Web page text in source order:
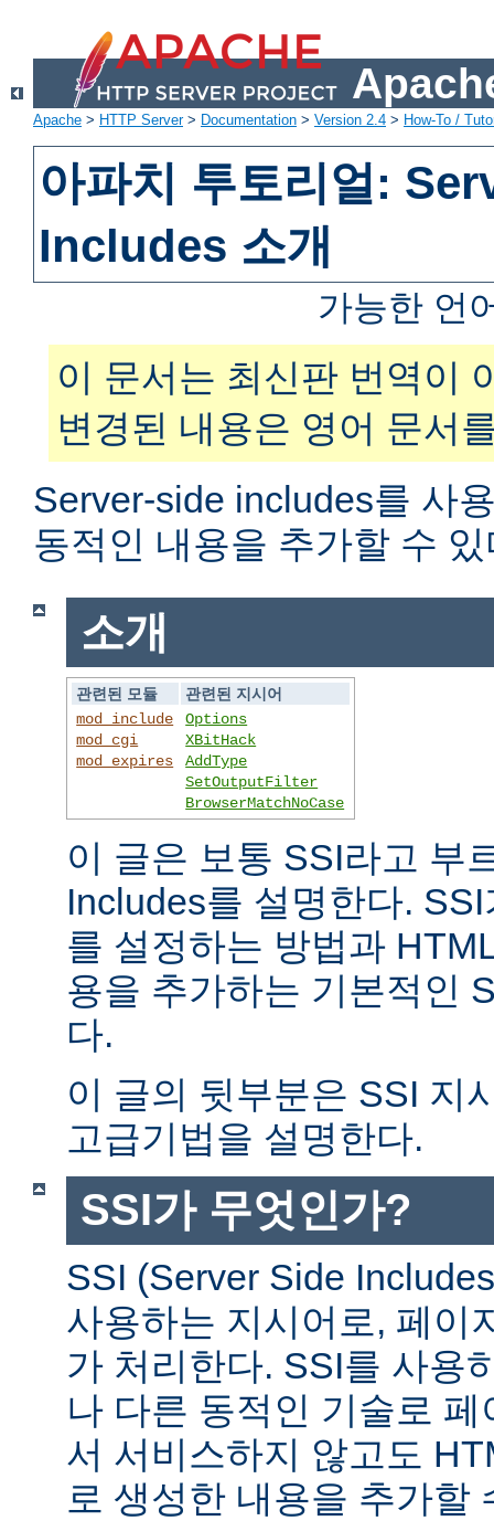
Apache > HTTP Server> Documentation > Version 2.4 > How-To /
아파치 투토리얼:
Includes 소개
가능한 언
이 문서는 최신판 번역이
변경된 내용은 영어 문서
Server-side includes를 사
동적인 내용을 추가할 수 있
소개
관련된 모듈
관련된 지시어
mod_include
mod_cgi
mod_expires
Options
XBitHack
AddType
SetOutputFilter
BrowserMatchNoCase
이 글은 보통 SSI라고 부
Includes를 설명한다.
를 설정하는 방법과
용을 추가하는 기본적인
다.
이 글의 뒷부분은 SSI 지
고급기법을 설명한다.
SSI가 무엇인가?
SSI (Server Side
사용하는 지시어로, 페이
가 처리한다. SSI를 사용
나 다른 동적인 기술로
서 서비스하지 않고도
로 생성한 내용을 추가할